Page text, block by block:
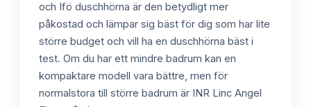
och Ifö duschhörna är den betydligt mer
påkostad och lämpar sig bäst för dig som har lite
större budget och vill ha en duschhörna bäst i
test. Om du har ett mindre badrum kan en
kompaktare modell vara bättre, men för
normalstora till större badrum är INR Linc Angel